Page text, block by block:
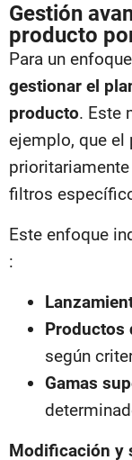
Gestión
producto
Para un
gestionar el
producto. Este
ejemplo, que el
filtros
Este enfoque
:
Productos
según
Gamas
Modificación y